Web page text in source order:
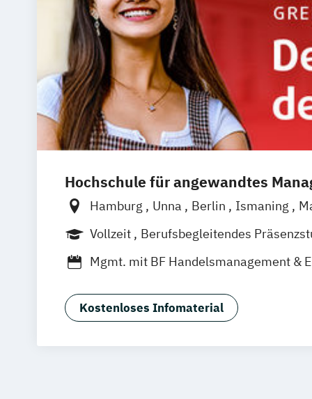
Hochschule für angewandtes
Hamburg Unna Berlin Ismaning
Frankfurt
Hannover Leipzig
Nürnberg
Stuttgart
Vollzeit
Berufsbegleitendes
Duales Studium
Mgmt. mit BF Handelsmanagement &
Kostenloses Infomaterial